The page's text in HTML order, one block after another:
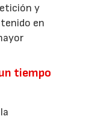
y
en
tiempo